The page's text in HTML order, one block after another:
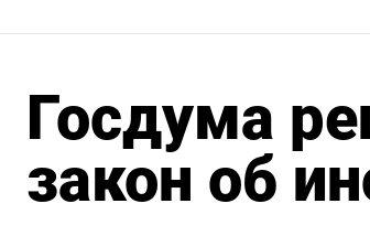
Госдума
закон об